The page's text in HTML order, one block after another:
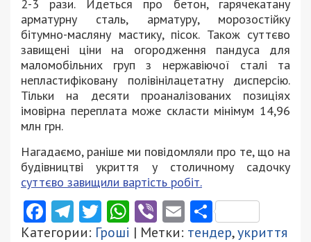
2-3 рази. Йдеться про бетон, гарячекатану
арматурну сталь, арматуру, морозостійку
бітумно-масляну мастику, пісок. Також суттєво
завищені ціни на огородження пандуса для
маломобільних груп з нержавіючої сталі та
непластифіковану полівінілацетатну дисперсію.
Тільки на десяти проаналізованих позиціях
імовірна переплата може скласти мінімум 14,96
млн грн.
Нагадаємо, раніше ми повідомляли про те, що на
будівництві укриття у столичному садочку
суттєво завищили вартість робіт.
Facebook
Telegram
Twitter
WhatsApp
ViberEmail
Категории: Гроші | Метки: тендер,укриття